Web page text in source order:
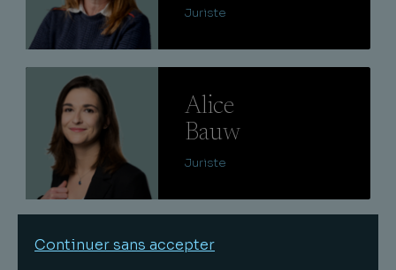
Juriste
Alice
Bauw
Juriste
Elodie
Continuer sans accepter